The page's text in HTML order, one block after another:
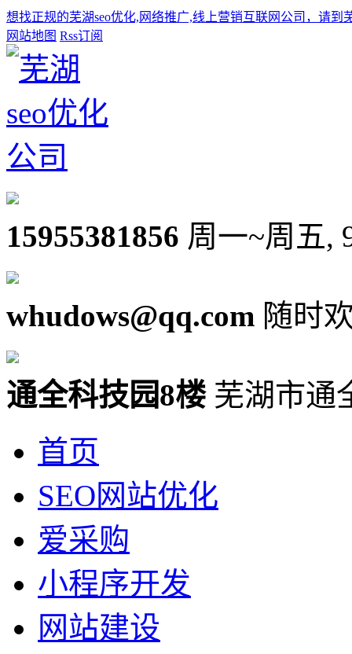
想找正规的芜湖seo优化,网络推广,线上营销互联网公司，请到
网站地图 Rss订阅
15955381856 周一~周五,
whudows@qq.com 随时
通全科技园8楼 芜湖市通
首页
SEO网站优化
爱采购
小程序开发
网站建设